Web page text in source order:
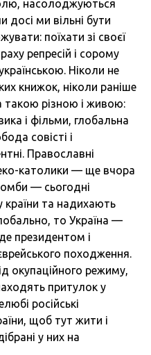
насолоджуються
досі ми вільні бути
поїхати зі своєї
репресій і сорому
Ніколи не
книжок, ніколи раніше
такою різною і живою:
і фільми, глобальна
совісті і
Православні
католики — ще вчора
— сьогодні
країни та надихають
то Україна —
президентом і
походження.
окупаційного режиму,
притулок у
російські
щоб тут жити і
у них на